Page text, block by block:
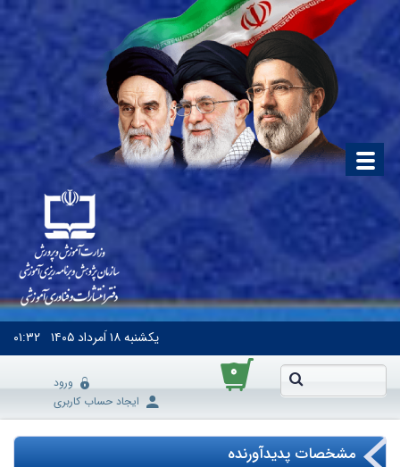
یکشنبه۱۸ اَمرداد ۱۴۰۵ ۰۱:۳۲
۰
ورود
ایجاد حساب کاربری
مشخصات پدیدآورنده